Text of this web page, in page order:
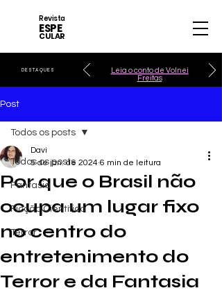
Revista
ESPE
CULAR
DESTAQUES
Leia o conto de Volnei
Freitas
Post
Todos os posts
Fantasia
Ficção Científica
Terror
Todos os posts
Por que o Brasil não
ocupa um lugar fixo
no centro do
entretenimento do
Terror e da Fantasia
Davi
5 de jan. de 2024 6 min de leitura